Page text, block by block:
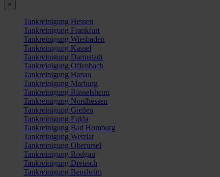
×
Tankreinigung Hessen
Tankreinigung Frankfurt
Tankreinigung Wiesbaden
Tankreinigung Kassel
Tankreinigung Darmstadt
Tankreinigung Offenbach
Tankreinigung Hanau
Tankreinigung Marburg
Tankreinigung Rüsselsheim
Tankreinigung Nordhessen
Tankreinigung Gießen
Tankreinigung Fulda
Tankreinigung Bad Homburg
Tankreinigung Wetzlar
Tankreinigung Oberursel
Tankreinigung Rodgau
Tankreinigung Dreieich
Tankreinigung Bensheim